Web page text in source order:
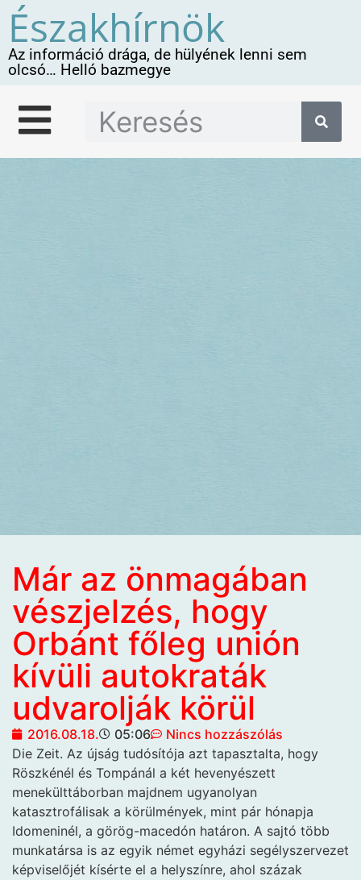
Északhírnök
Az információ drága, de hülyének lenni sem
olcsó… Helló bazmegye
Már az önmagában
vészjelzés, hogy
Orbánt főleg unión
kívüli autokraták
udvarolják körül
2016.08.18. 05:06
Nincs hozzászólás
Die Zeit. Az újság tudósítója azt tapasztalta, hogy
Röszkénél és Tompánál a két hevenyészett
menekülttáborban majdnem ugyanolyan
katasztrofálisak a körülmények, mint pár hónapja
Idomeninél, a görög-macedón határon. A sajtó több
munkatársa is az egyik német egyházi segélyszervezet
képviselőjét kísérte el a helyszínre, ahol százak